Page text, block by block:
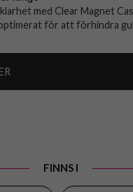
med Clear Magnet
för att förhindra
FINNS I